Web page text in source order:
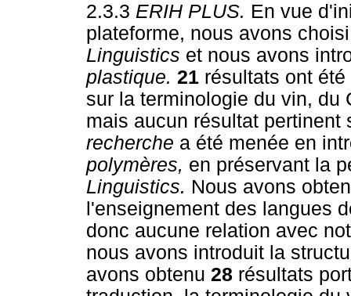
2.3.3 ERIH PLUS. En vue
plateforme, nous avons
Linguistics et nous avons
plastique. 21 résultats ont
sur la terminologie du vin, du
mais aucun résultat
recherche a été menée en
polymères, en préservant la
Linguistics. Nous avons
l'enseignement des langues
donc aucune relation avec
nous avons introduit la
avons obtenu 28 résultats